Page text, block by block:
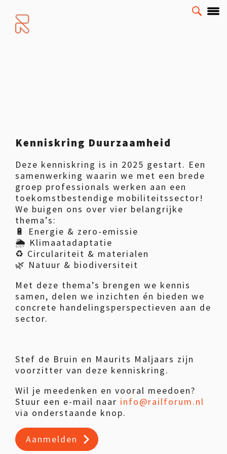
Kenniskring Duurzaamheid
Deze kenniskring is in 2025 gestart. Een
samenwerking waarin we met een brede
groep professionals werken aan een
toekomstbestendige mobiliteitssector!
We buigen ons over vier belangrijke
thema’s:
🔋 Energie & zero-emissie
🌦️ Klimaatadaptatie
♻️ Circulariteit & materialen
🌿 Natuur & biodiversiteit
Met deze thema’s brengen we kennis
samen, delen we inzichten én bieden we
concrete handelingsperspectieven aan de
sector.
Stef de Bruin en Maurits Maljaars zijn
voorzitter van deze kenniskring.
Wil je meedenken en vooral meedoen?
Stuur een e-mail naar info@railforum.nl
via onderstaande knop.
Aanmelden